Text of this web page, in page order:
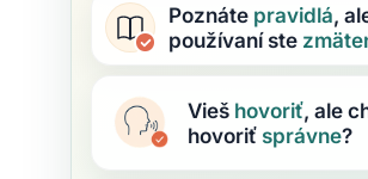
Poznáte pravidlá,
používaní ste
Vieš hovoriť, ale
hovoriť správne?